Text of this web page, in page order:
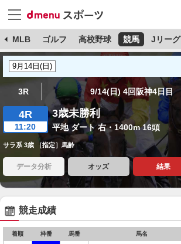
MLB ゴルフ 高校野球 競馬 Jリーグ
3R 9/14(日) 4回阪神4日目
4R
11:20
3歳未勝利
平地 ダート 右・1400m 16頭
サラ系 3歳 ［指定］馬齢
データ分析 オッズ 結果
競走成績
着順 枠番 馬番 馬名